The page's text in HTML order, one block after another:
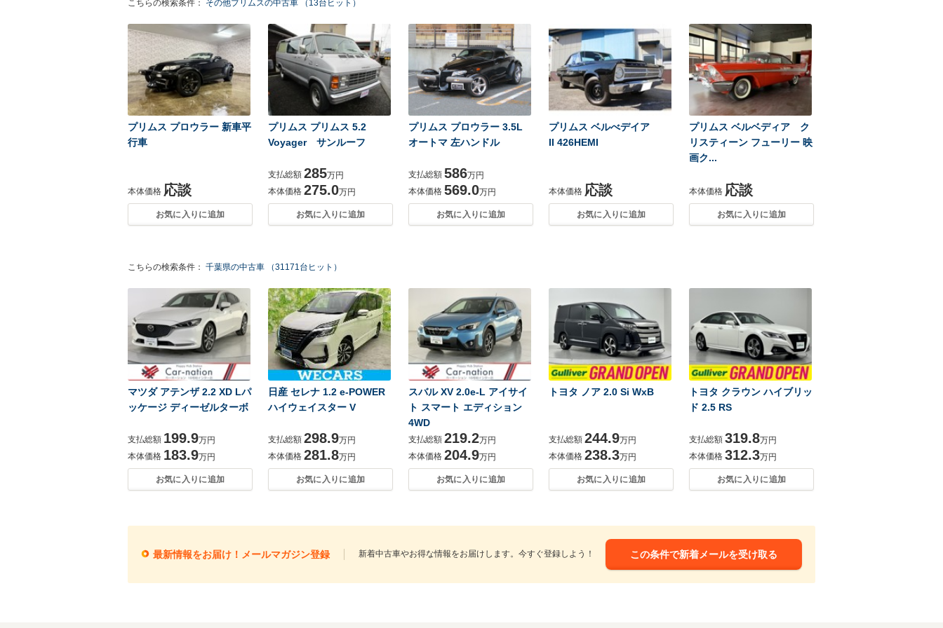
こちらの検索条件： その他プリムスの中古車 （13台ヒット）
プリムス プロウラー 新車平
行車
本体価格 応談
お気に入りに追加
プリムス プリムス 5.2
Voyager サンルーフ
支払総額 285万円
本体価格 275.0万円
お気に入りに追加
プリムス プロウラー 3.5L
オートマ 左ハンドル
支払総額 586万円
本体価格 569.0万円
お気に入りに追加
プリムス ベルべデイア
II 426HEMI
本体価格 応談
お気に入りに追加
プリムス ベルベディア ク
リスティーン フューリー 映
画ク...
本体価格 応談
お気に入りに追加
こちらの検索条件： 千葉県の中古車 （31171台ヒット）
マツダ アテンザ 2.2 XD Lパ
ッケージ ディーゼルターボ
支払総額 199.9万円
本体価格 183.9万円
お気に入りに追加
日産 セレナ 1.2 e-POWER
ハイウェイスター V
支払総額 298.9万円
本体価格 281.8万円
お気に入りに追加
スバル XV 2.0e-L アイサイ
ト スマート エディション
4WD
支払総額 219.2万円
本体価格 204.9万円
お気に入りに追加
トヨタ ノア 2.0 Si WxB
支払総額 244.9万円
本体価格 238.3万円
お気に入りに追加
トヨタ クラウン ハイブリッ
ド 2.5 RS
支払総額 319.8万円
本体価格 312.3万円
お気に入りに追加
最新情報をお届け！メールマガジン登録 新着中古車やお得な情報をお届けします。今すぐ登録しよう！ この条件で新着メールを受け取る